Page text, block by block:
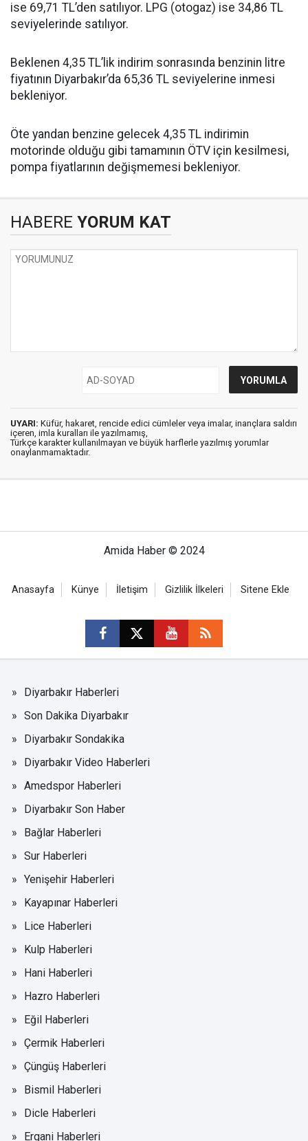
ise 69,71 TL’den satılıyor. LPG (otogaz) ise 34,86 TL
seviyelerinde satılıyor.
Beklenen 4,35 TL’lik indirim sonrasında benzinin litre
fiyatının Diyarbakır’da 65,36 TL seviyelerine inmesi
bekleniyor.
Öte yandan benzine gelecek 4,35 TL indirimin
motorinde olduğu gibi tamamının ÖTV için kesilmesi,
pompa fiyatlarının değişmemesi bekleniyor.
HABERE YORUM KAT
UYARI: Küfür, hakaret, rencide edici cümleler veya imalar, inançlara saldırı
içeren, imla kuralları ile yazılmamış,
Türkçe karakter kullanılmayan ve büyük harflerle yazılmış yorumlar
onaylanmamaktadır.
Amida Haber © 2024
Anasayfa Künye İletişim Gizlilik İlkeleri Sitene Ekle
Diyarbakır Haberleri
Son Dakika Diyarbakır
Diyarbakır Sondakika
Diyarbakır Video Haberleri
Amedspor Haberleri
Diyarbakır Son Haber
Bağlar Haberleri
Sur Haberleri
Yenişehir Haberleri
Kayapınar Haberleri
Lice Haberleri
Kulp Haberleri
Hani Haberleri
Hazro Haberleri
Eğil Haberleri
Çermik Haberleri
Çüngüş Haberleri
Bismil Haberleri
Dicle Haberleri
Ergani Haberleri